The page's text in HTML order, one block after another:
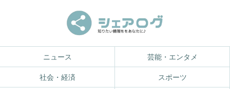
ニュース 芸能・エンタメ
社会・経済 スポーツ